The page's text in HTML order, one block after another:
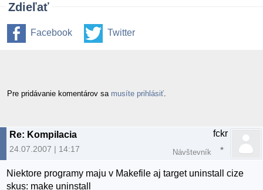
Zdieľať
Facebook Twitter
Pre pridávanie komentárov sa musíte prihlásiť
Re: Kompilacia
24.07.2007 | 14:17
fckr
Návštevník
Niektore programy maju v Makefile aj target uninstall cize
skus: make uninstall